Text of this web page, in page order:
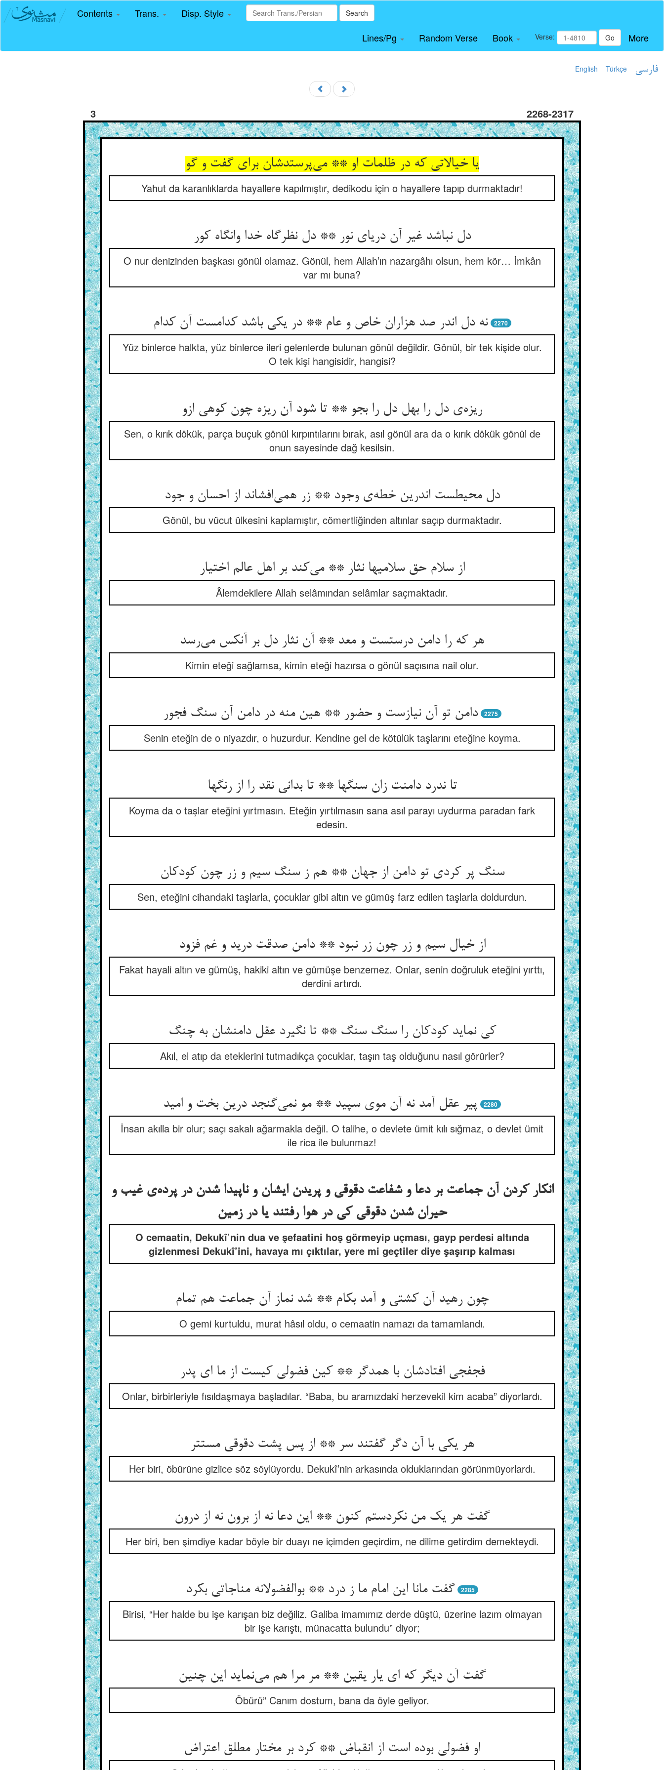
Contents Trans. Disp. Style Search
Lines/Pg Random Verse Book Verse: Go More
English Türkçe فارسی
3 2268-2317
یا خیالاتی که در ظلمات او ** می‌پرستدشان برای گفت و گو
Yahut da karanlıklarda hayallere kapılmıştır, dedikodu için o hayallere tapıp durmaktadır!
دل نباشد غیر آن دریای نور ** دل نظرگاه خدا وانگاه کور
O nur denizinden başkası gönül olamaz. Gönül, hem Allah’ın nazargâhı olsun, hem kör… İmkân
var mı buna?
نه دل اندر صد هزاران خاص و عام ** در یکی باشد کدامست آن کدام 2270
Yüz binlerce halkta, yüz binlerce ileri gelenlerde bulunan gönül değildir. Gönül, bir tek kişide olur.
O tek kişi hangisidir, hangisi?
ریزه‌ی دل را بهل دل را بجو ** تا شود آن ریزه چون کوهی ازو
Sen, o kırık dökük, parça buçuk gönül kırpıntılarını bırak, asıl gönül ara da o kırık dökük gönül de
onun sayesinde dağ kesilsin.
دل محیطست اندرین خطه‌ی وجود ** زر همی‌افشاند از احسان و جود
Gönül, bu vücut ülkesini kaplamıştır, cömertliğinden altınlar saçıp durmaktadır.
از سلام حق سلامیها نثار ** می‌کند بر اهل عالم اختیار
Âlemdekilere Allah selâmından selâmlar saçmaktadır.
هر که را دامن درستست و معد ** آن نثار دل بر آنکس می‌رسد
Kimin eteği sağlamsa, kimin eteği hazırsa o gönül saçısına nail olur.
دامن تو آن نیازست و حضور ** هین منه در دامن آن سنگ فجور 2275
Senin eteğin de o niyazdır, o huzurdur. Kendine gel de kötülük taşlarını eteğine koyma.
تا ندرد دامنت زان سنگها ** تا بدانی نقد را از رنگها
Koyma da o taşlar eteğini yırtmasın. Eteğin yırtılmasın sana asıl parayı uydurma paradan fark
edesin.
سنگ پر کردی تو دامن از جهان ** هم ز سنگ سیم و زر چون کودکان
Sen, eteğini cihandaki taşlarla, çocuklar gibi altın ve gümüş farz edilen taşlarla doldurdun.
از خیال سیم و زر چون زر نبود ** دامن صدقت درید و غم فزود
Fakat hayali altın ve gümüş, hakiki altın ve gümüşe benzemez. Onlar, senin doğruluk eteğini yırttı,
derdini artırdı.
کی نماید کودکان را سنگ سنگ ** تا نگیرد عقل دامنشان به چنگ
Akıl, el atıp da eteklerini tutmadıkça çocuklar, taşın taş olduğunu nasıl görürler?
پیر عقل آمد نه آن موی سپید ** مو نمی‌گنجد درین بخت و امید 2280
İnsan akılla bir olur; saçı sakalı ağarmakla değil. O talihe, o devlete ümit kılı sığmaz, o devlet ümit
ile rica ile bulunmaz!
انکار کردن آن جماعت بر دعا و شفاعت دقوقی و پریدن ایشان و ناپیدا شدن در پرده‌ی غیب و
حیران شدن دقوقی کی در هوا رفتند یا در زمین
O cemaatin, Dekukî’nin dua ve şefaatini hoş görmeyip uçması, gayp perdesi altında
gizlenmesi Dekukî’ini, havaya mı çıktılar, yere mi geçtiler diye şaşırıp kalması
چون رهید آن کشتی و آمد بکام ** شد نماز آن جماعت هم تمام
O gemi kurtuldu, murat hâsıl oldu, o cemaatin namazı da tamamlandı.
فجفجی افتادشان با همدگر ** کین فضولی کیست از ما ای پدر
Onlar, birbirleriyle fısıldaşmaya başladılar. “Baba, bu aramızdaki herzevekil kim acaba” diyorlardı.
هر یکی با آن دگر گفتند سر ** از پس پشت دقوقی مستتر
Her biri, öbürüne gizlice söz söylüyordu. Dekukî’nin arkasında olduklarından görünmüyorlardı.
گفت هر یک من نکردستم کنون ** این دعا نه از برون نه از درون
Her biri, ben şimdiye kadar böyle bir duayı ne içimden geçirdim, ne dilime getirdim demekteydi.
گفت مانا این امام ما ز درد ** بوالفضولانه مناجاتی بکرد 2285
Birisi, “Her halde bu işe karışan biz değiliz. Galiba imamımız derde düştü, üzerine lazım olmayan
bir işe karıştı, münacatta bulundu” diyor;
گفت آن دیگر که ای یار یقین ** مر مرا هم می‌نماید این چنین
Öbürü” Canım dostum, bana da öyle geliyor.
او فضولی بوده است از انقباض ** کرد بر مختار مطلق اعتراض